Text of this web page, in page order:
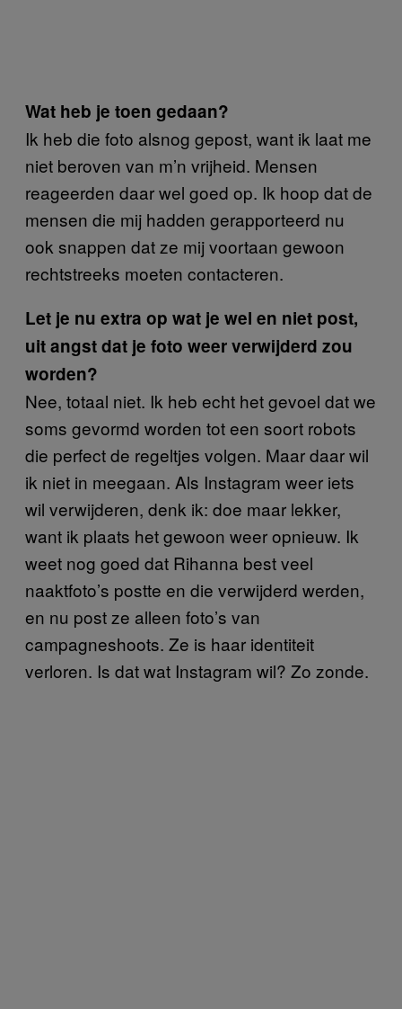
Wat heb je toen gedaan?
Ik heb die foto alsnog gepost, want ik laat me
niet beroven van m’n vrijheid. Mensen
reageerden daar wel goed op. Ik hoop dat de
mensen die mij hadden gerapporteerd nu
ook snappen dat ze mij voortaan gewoon
rechtstreeks moeten contacteren.
Let je nu extra op wat je wel en niet post,
uit angst dat je foto weer verwijderd zou
worden?
Nee, totaal niet. Ik heb echt het gevoel dat we
soms gevormd worden tot een soort robots
die perfect de regeltjes volgen. Maar daar wil
ik niet in meegaan. Als Instagram weer iets
wil verwijderen, denk ik: doe maar lekker,
want ik plaats het gewoon weer opnieuw. Ik
weet nog goed dat Rihanna best veel
naaktfoto’s postte en die verwijderd werden,
en nu post ze alleen foto’s van
campagneshoots. Ze is haar identiteit
verloren. Is dat wat Instagram wil? Zo zonde.